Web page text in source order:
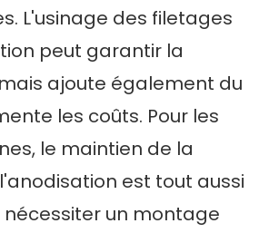
L'usinage des filetages
peut garantir la
ajoute également du
les coûts. Pour les
le maintien de la
est tout aussi
un montage